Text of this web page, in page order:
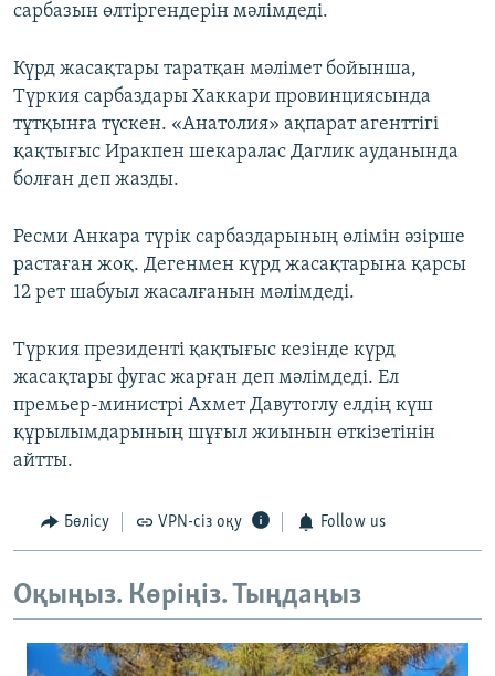
сарбазын өлтіргендерін мәлімдеді.
Күрд жасақтары таратқан мәлімет бойынша,
Түркия сарбаздары Хаккари провинциясында
тұтқынға түскен. «Анатолия» ақпарат агенттігі
қақтығыс Иракпен шекаралас Даглик ауданында
болған деп жазды.
Ресми Анкара түрік сарбаздарының өлімін әзірше
растаған жоқ. Дегенмен күрд жасақтарына қарсы
12 рет шабуыл жасалғанын мәлімдеді.
Түркия президенті қақтығыс кезінде күрд
жасақтары фугас жарған деп мәлімдеді. Ел
премьер-министрі Ахмет Давутоглу елдің күш
құрылымдарының шұғыл жиынын өткізетінін
айтты.
Бөлісу VPN-сіз оқу Follow us
Оқыңыз. Көріңіз. Тыңдаңыз